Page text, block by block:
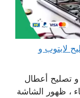
الزور 65511033 تصليح لابتوب و
و تصليح أعطال
، ظهور الشاشة